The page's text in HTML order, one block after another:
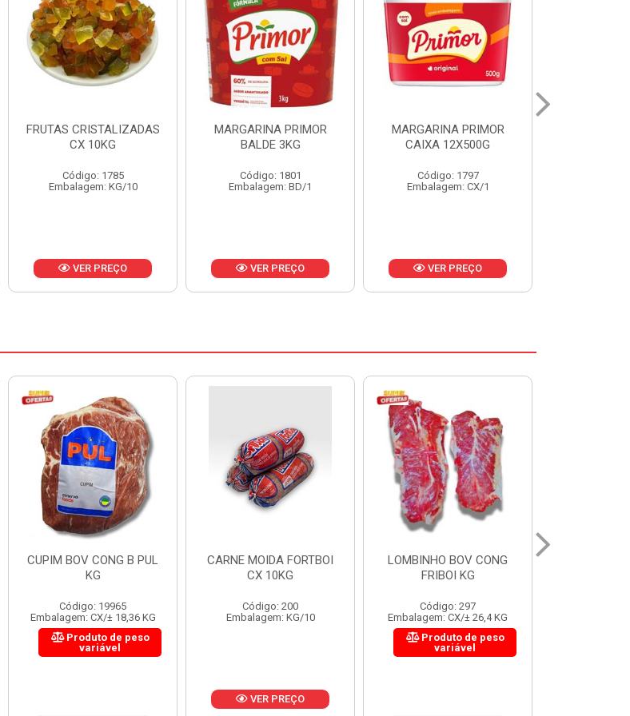
MARGARINA PRIMOR
BALDE 3KG
Código: 1801
Embalagem: BD/1
VER PREÇO
MARGARINA PRIMOR
CAIXA 12X500G
Código: 1797
Embalagem: CX/1
VER PREÇO
MARGARINA PRIMOR CX
24X250G
Código: 1921
Embalagem: CX/1
VER PREÇO
CARNE MOIDA FORTBOI
CX 10KG
Código: 200
Embalagem: KG/10
LOMBINHO BOV CONG
FRIBOI KG
Código: 297
Embalagem: CX/± 26,4 KG
FIGADO BOV CONG FRIBOI
KG
Código: 222
Embalagem: CX/± 30,12 KG
Produto de peso
variável